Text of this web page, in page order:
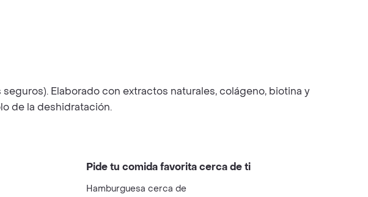
Elaborado con extractos naturales, colágeno, biotina y
de la deshidratación.
Pide tu comida favorita cerca de ti
Hamburguesa cerca de